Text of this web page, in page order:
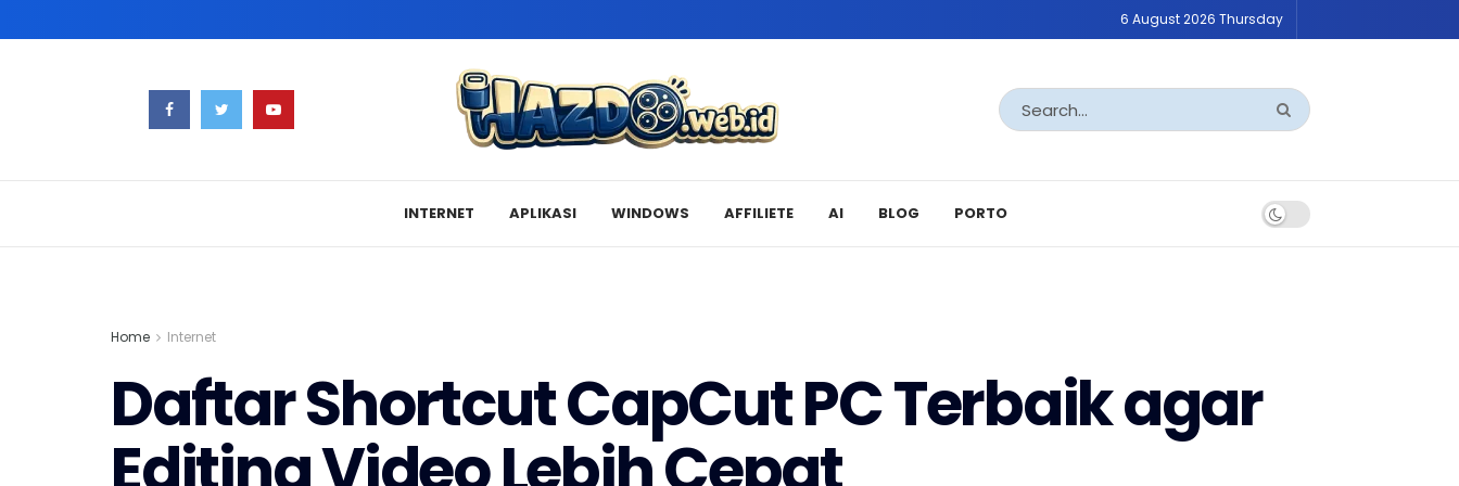
6 August 2026 Thursday
INTERNET APLIKASI WINDOWS AFFILIETE AI BLOG PORTO
Home Internet
Daftar Shortcut CapCut PC Terbaik agar